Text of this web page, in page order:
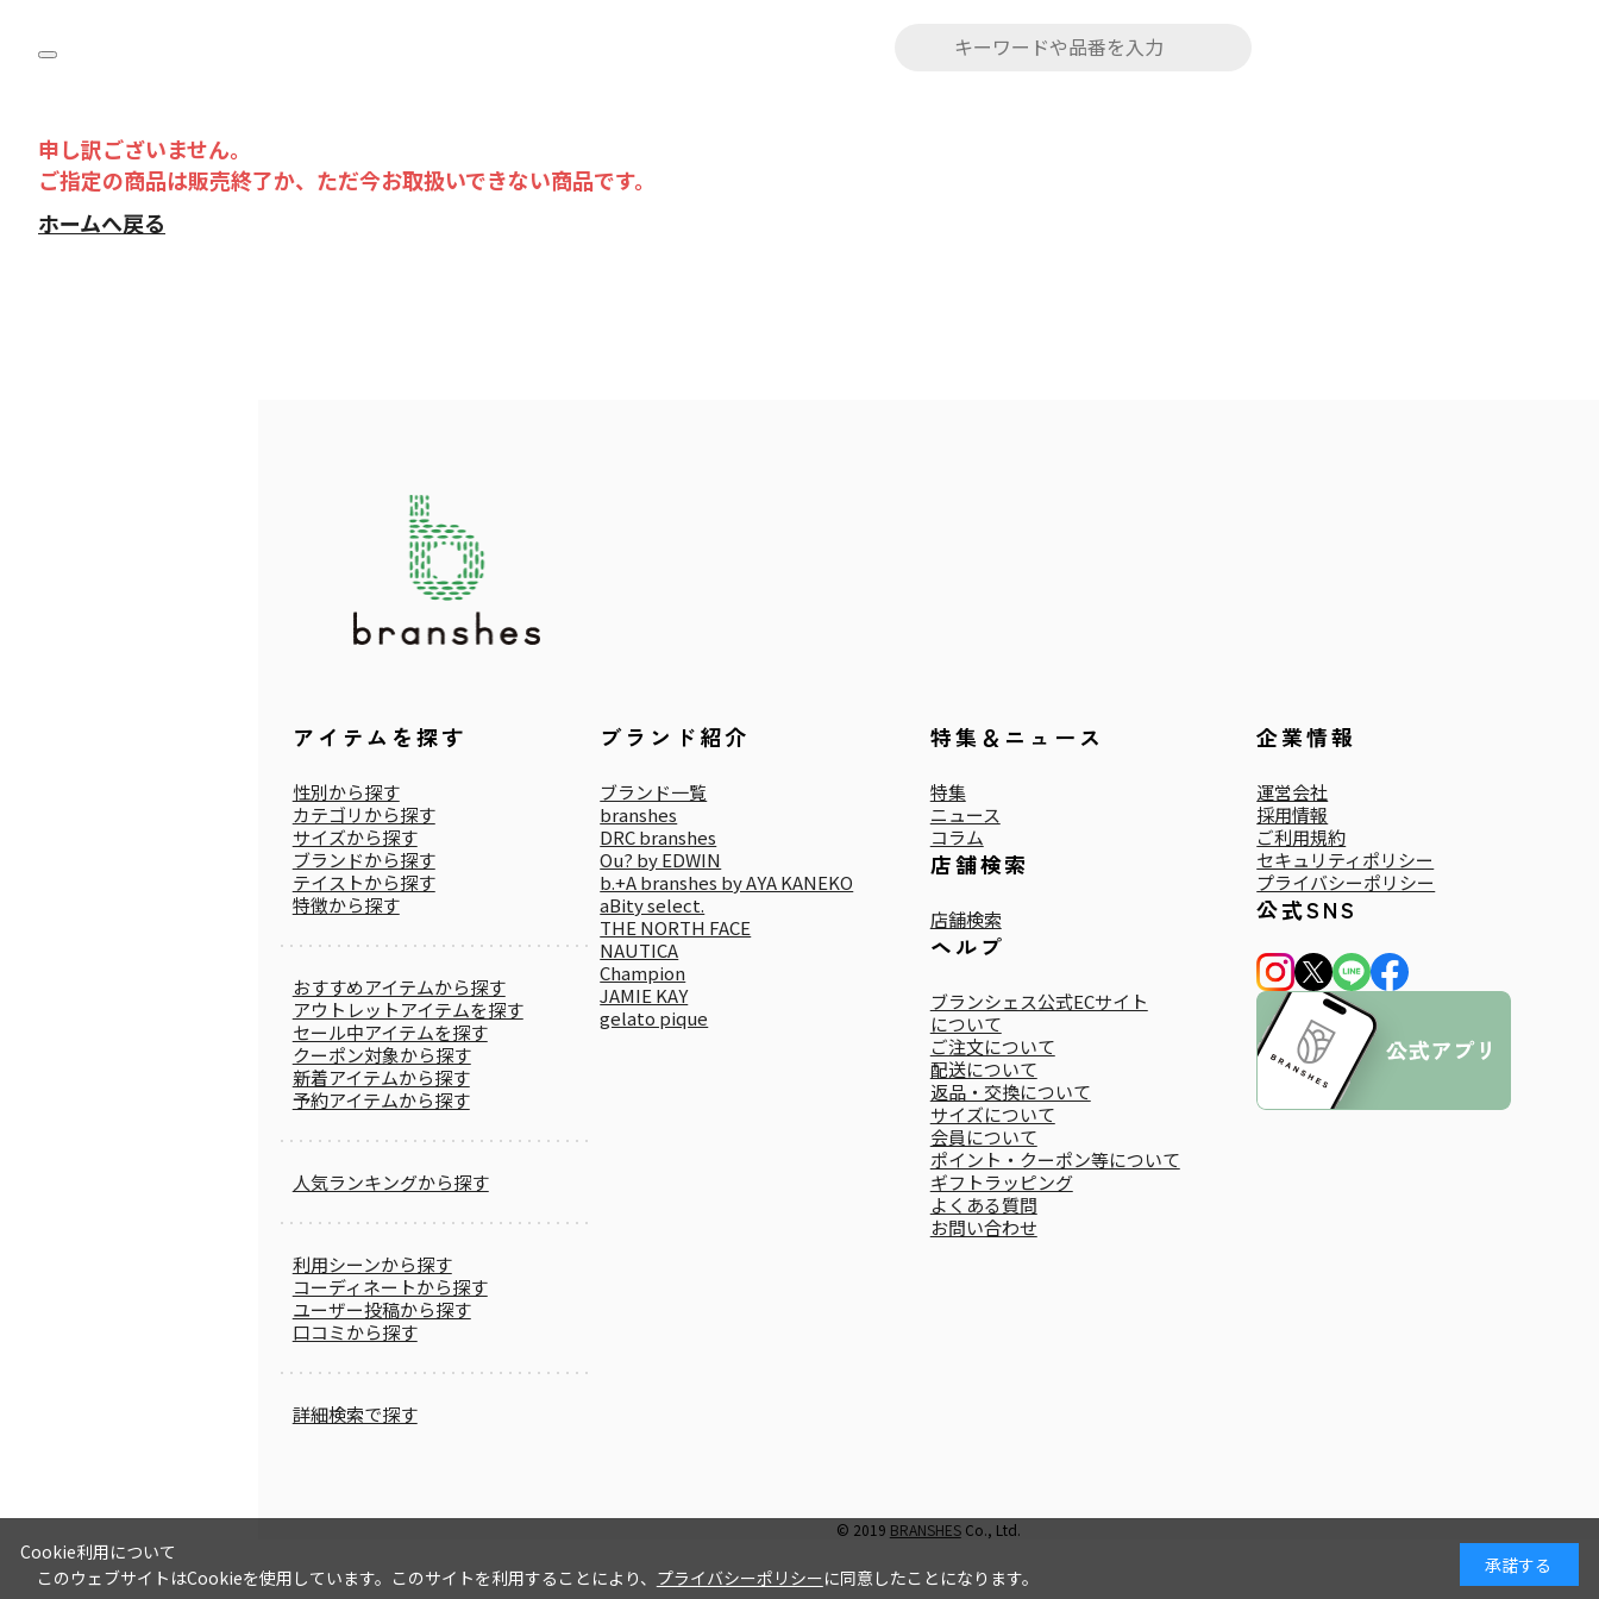
申し訳ございません。
ご指定の商品は販売終了か、ただ今お取扱いできない商品です。
ホームへ戻る
アイテムを探す
性別から探す
カテゴリから探す
サイズから探す
ブランドから探す
テイストから探す
特徴から探す
おすすめアイテムから探す
アウトレットアイテムを探す
セール中アイテムを探す
クーポン対象から探す
新着アイテムから探す
予約アイテムから探す
人気ランキングから探す
利用シーンから探す
コーディネートから探す
ユーザー投稿から探す
口コミから探す
詳細検索で探す
ブランド紹介
ブランド一覧
branshes
DRC branshes
Ou? by EDWIN
b.+A branshes by AYA KANEKO
aBity select.
THE NORTH FACE
NAUTICA
Champion
JAMIE KAY
gelato pique
特集＆ニュース
特集
ニュース
コラム
店舗検索
店舗検索
ヘルプ
ブランシェス公式ECサイト
について
ご注文について
配送について
返品・交換について
サイズについて
会員について
ポイント・クーポン等について
ギフトラッピング
よくある質問
お問い合わせ
企業情報
運営会社
採用情報
ご利用規約
セキュリティポリシー
プライバシーポリシー
公式SNS
© 2019 BRANSHESCo., Ltd.
Cookie利用について
このウェブサイトはCookieを使用しています。このサイトを利用することにより、 プライバシーポリシーに同意したことになります。
承諾する